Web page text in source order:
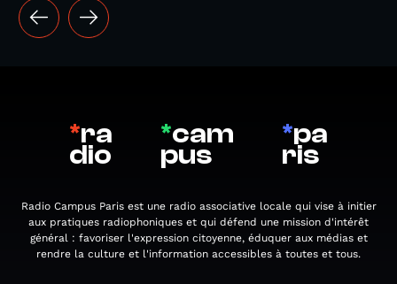
*ra
dio
*cam
pus
*pa
ris
Radio Campus Paris est une radio associative locale qui vise à initier
aux pratiques radiophoniques et qui défend une mission d'intérêt
général : favoriser l'expression citoyenne, éduquer aux médias et
rendre la culture et l'information accessibles à toutes et tous.